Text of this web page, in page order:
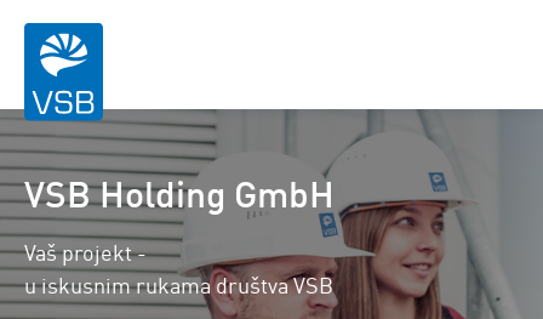
VSB Holding GmbH
Vaš projekt -
u iskusnim rukama društva VSB